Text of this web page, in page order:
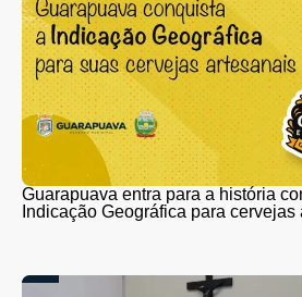
Guarapuava entra para a história
Indicação Geográfica para cervejas